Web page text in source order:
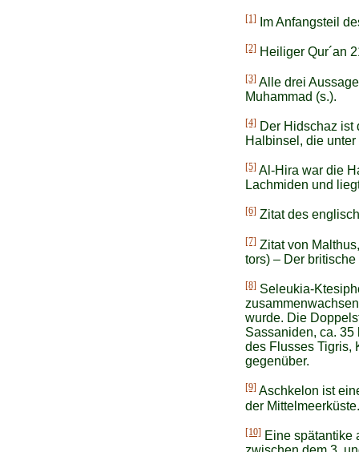
[1] Im Anfangsteil
[2] Heiliger Qur´an
[3] Alle drei
Muhammad (s.).
[4] Der Hidschaz ist
Halbinsel, die
[5] Al-Hira war die
Lachmiden und
[6] Zitat des
[7] Zitat von
tors) – Der
[8] Seleukia-
wurde. Die
Sassaniden, ca.
des Flusses Tigris,
gegenüber.
[9] Aschkelon ist
der Mittelmeerküste.
[10] Eine spätantike